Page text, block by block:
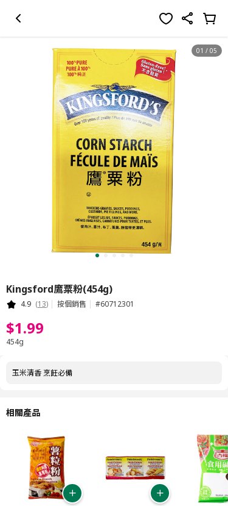
01 / 05
Kingsford鷹粟粉(454g)
4.9 (13) 按個銷售 #60712301
$1.99
454g
玉米清香 烹飪必備
相關產品